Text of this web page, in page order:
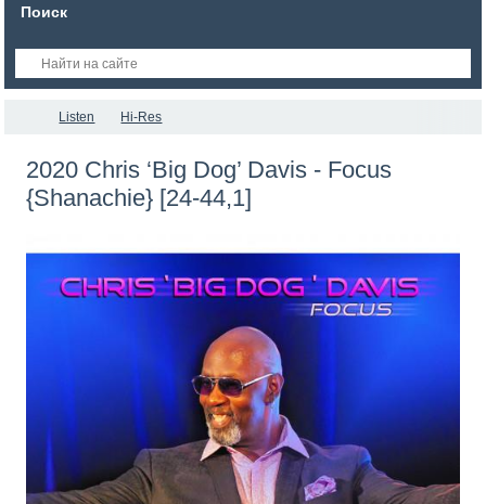
Поиск
Listen Hi-Res
2020 Chris ‘Big Dog’ Davis - Focus
{Shanachie} [24-44,1]